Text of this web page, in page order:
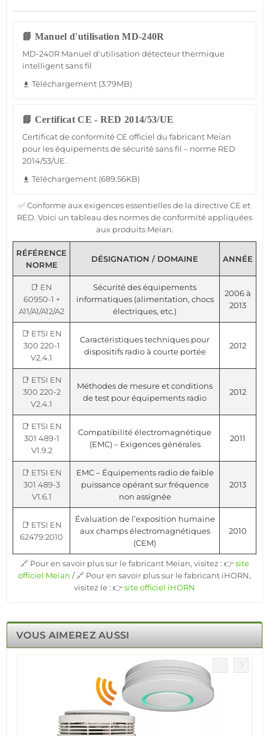
📘 Manuel d'utilisation MD-240R
MD-240R Manuel d'utilisation détecteur thermique
intelligent sans fil
file_download Téléchargement (3.79MB)
📘 Certificat CE - RED 2014/53/UE
Certificat de conformité CE officiel du fabricant Meian
pour les équipements de sécurité sans fil – norme RED
2014/53/UE.
file_download Téléchargement (689.56KB)
✅ Conforme aux exigences essentielles de la directive CE et
RED. Voici un tableau des normes de conformité appliquées
aux produits Meian.
RÉFÉRENCE
NORME
DÉSIGNATION / DOMAINE ANNÉE
📑 EN
60950-1 +
A11/A1/A12/A2
Sécurité des équipements
informatiques (alimentation, chocs
électriques, etc.)
2006 à
2013
📑 ETSI EN
300 220-1
V2.4.1
Caractéristiques techniques pour
dispositifs radio à courte portée
2012
📑 ETSI EN
300 220-2
V2.4.1
Méthodes de mesure et conditions
de test pour équipements radio
2012
📑 ETSI EN
301 489-1
V1.9.2
Compatibilité électromagnétique
(EMC) – Exigences générales
2011
📑 ETSI EN
301 489-3
V1.6.1
EMC – Équipements radio de faible
puissance opérant sur fréquence
non assignée
2013
📑 ETSI EN
62479:2010
Évaluation de l’exposition humaine
aux champs électromagnétiques
(CEM)
2010
🔗 Pour en savoir plus sur le fabricant Meian, visitez : 👉site
officiel Meian / 🔗 Pour en savoir plus sur le fabricant iHORN,
visitez le : 👉site officiel iHORN
VOUS AIMEREZ AUSSI